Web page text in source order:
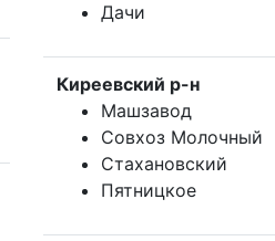
Дачи
Киреевский р-н
Машзавод
Совхоз Молочный
Стахановский
Пятницкое